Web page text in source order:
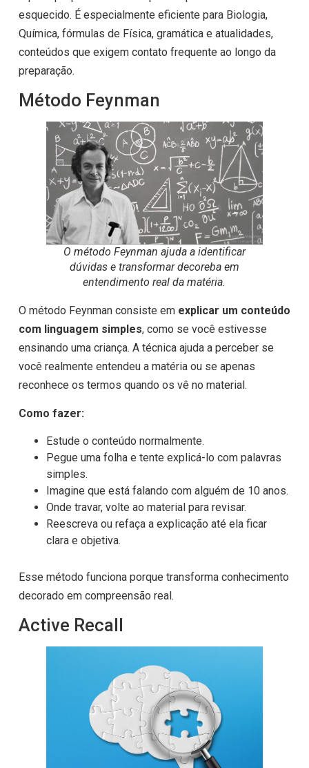
esquecido. É especialmente eficiente para Biologia,
Química, fórmulas de Física, gramática e atualidades,
conteúdos que exigem contato frequente ao longo da
preparação.
Método Feynman
O método Feynman ajuda a identificar
dúvidas e transformar decoreba em
entendimento real da matéria.
O método Feynman consiste em explicar um conteúdo
com linguagem simples, como se você estivesse
ensinando uma criança. A técnica ajuda a perceber se
você realmente entendeu a matéria ou se apenas
reconhece os termos quando os vê no material.
Como fazer:
Estude o conteúdo normalmente.
Pegue uma folha e tente explicá-lo com palavras
simples.
Imagine que está falando com alguém de 10 anos.
Onde travar, volte ao material para revisar.
Reescreva ou refaça a explicação até ela ficar
clara e objetiva.
Esse método funciona porque transforma conhecimento
decorado em compreensão real.
Active Recall